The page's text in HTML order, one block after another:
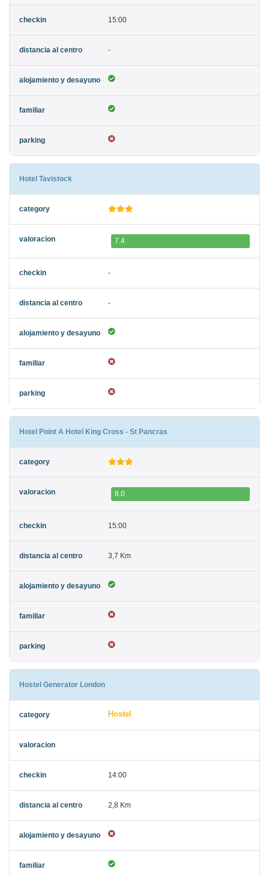
15:00
-
Hotel Tavistock
7.4
-
-
Hotel Point A Hotel King Cross - St Pancras
8.0
15:00
3,7 Km
Hostel Generator London
Hostel
14:00
2,8 Km